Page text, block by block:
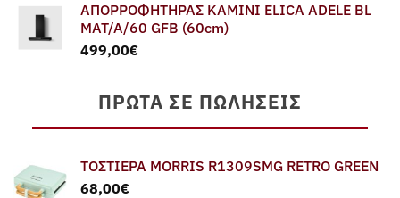
was:
579,00€.
τιμή
είναι:
ΑΠΟΡΡΟΦΗΤΗΡΑΣ ΚΑΜΙΝΙ ELICA ADELE BL
MAT/A/60 GFB (60cm)
499,00€
ΠΡΏΤΑ ΣΕ ΠΩΛΉΣΕΙΣ
ΤΟΣΤΙΕΡΑ MORRIS R1309SMG RETRO GREEN
68,00€